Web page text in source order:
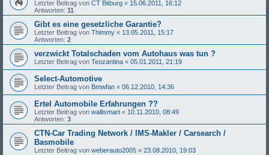
Letzter Beitrag von CT Bitburg « 15.06.2011, 16:12
Antworten: 11
Gibt es eine gesetzliche Garantie?
Letzter Beitrag von Thimmy « 13.05.2011, 15:17
Antworten: 2
verzwickt Totalschaden vom Autohaus was tun ?
Letzter Beitrag von Teozantina « 05.01.2011, 21:19
Select-Automotive
Letzter Beitrag von Bmwfan « 06.12.2010, 14:36
Ertel Automobile Erfahrungen ??
Letzter Beitrag von wallismart « 10.11.2010, 08:49
Antworten: 3
CTN-Car Trading Network / IMS-Makler / Carsearch /
Basmobile
Letzter Beitrag von weberauto2005 « 23.08.2010, 19:03